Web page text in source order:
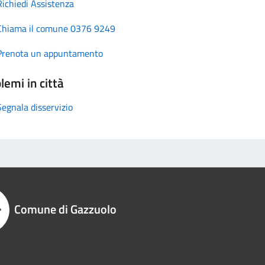
Assistenza
il comune 0376 9249
un appuntamento
in città
disservizio
Comune di Gazzuolo